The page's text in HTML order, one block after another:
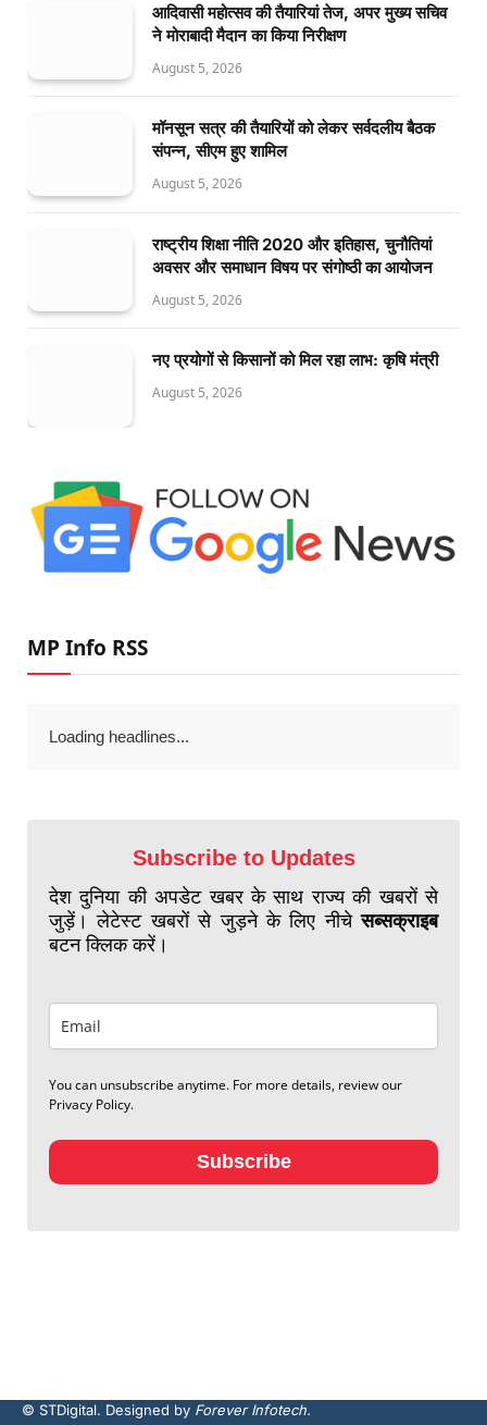
आदिवासी महोत्सव की तैयारियां तेज, अपर मुख्य सचिव
ने मोराबादी मैदान का किया निरीक्षण
August 5, 2026
मॉनसून सत्र की तैयारियों को लेकर सर्वदलीय बैठक
संपन्न, सीएम हुए शामिल
August 5, 2026
राष्ट्रीय शिक्षा नीति 2020 और इतिहास, चुनौतियां
अवसर और समाधान विषय पर संगोष्ठी का आयोजन
August 5, 2026
नए प्रयोगों से किसानों को मिल रहा लाभ: कृषि मंत्री
August 5, 2026
MP Info RSS
Loading headlines...
Subscribe to Updates
देश दुनिया की अपडेट खबर के साथ राज्य की खबरों से
जुड़ें। लेटेस्ट खबरों से जुड़ने के लिए नीचेसब्सक्राइब
बटन क्लिक करें।
You can unsubscribe anytime. For more details, review our
Privacy Policy.
Subscribe
© STDigital. Designed by Forever Infotech.